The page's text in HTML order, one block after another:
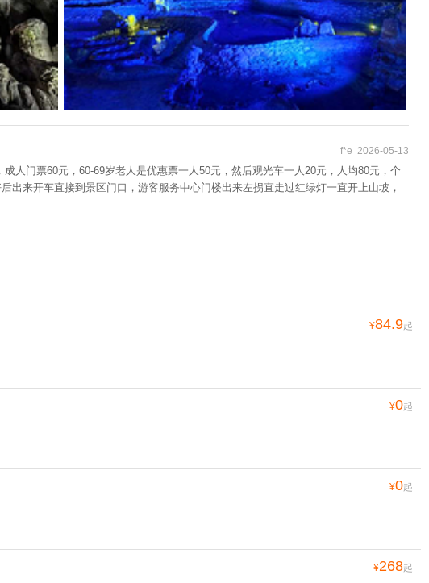
f*e 2026-05-13
人门票60元，60-69岁老人是优惠票一人50元，然后观光车一人20元，人均80元，个
来开车直接到景区门口，游客服务中心门楼出来左拐直走过红绿灯一直开上山坡，
¥84.9起
¥0起
¥0起
¥268起